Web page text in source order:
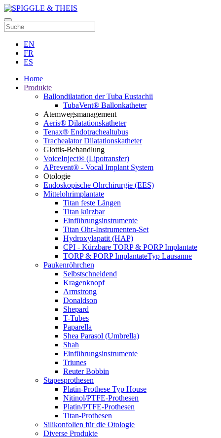
EN
FR
ES
Home
Produkte
Ballondilatation der Tuba Eustachii
TubaVent® Ballonkatheter
Atemwegsmanagement
Aeris® Dilatationskatheter
Tenax® Endotrachealtubus
Trachealator Dilatationskatheter
Glottis-Behandlung
VoiceInject® (Lipotransfer)
APrevent® - Vocal Implant System
Otologie
Endoskopische Ohrchirurgie (EES)
Mittelohrimplantate
Titan feste Längen
Titan kürzbar
Einführungsinstrumente
Titan Ohr-Instrumenten-Set
Hydroxylapatit (HAP)
CPI - Kürzbare TORP & PORP Implantate
TORP & PORP ImplantateTyp Lausanne
Paukenröhrchen
Selbstschneidend
Kragenknopf
Armstrong
Donaldson
Shepard
T-Tubes
Paparella
Shea Parasol (Umbrella)
Shah
Einführungsinstrumente
Triunes
Reuter Bobbin
Stapesprothesen
Platin-Prothese Typ House
Nitinol/PTFE-Prothesen
Platin/PTFE-Prothesen
Titan-Prothesen
Silikonfolien für die Otologie
Diverse Produkte